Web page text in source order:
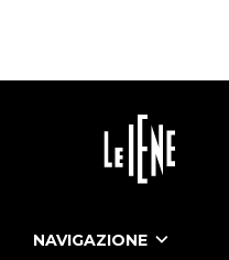
NAVIGAZIONE